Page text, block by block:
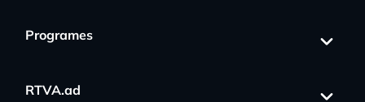
Programes
RTVA.ad